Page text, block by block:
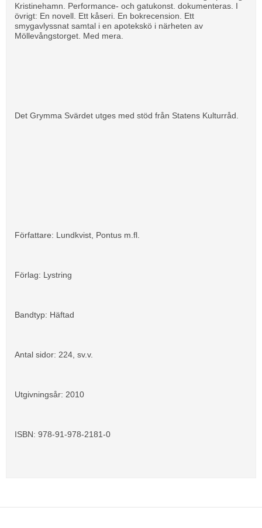
Kristinehamn. Performance- och gatukonst. dokumenteras. I
övrigt: En novell. Ett kåseri. En bokrecension. Ett
smygavlyssnat samtal i en apotekskö i närheten av
Möllevångstorget. Med mera.
Det Grymma Svärdet utges med stöd från Statens Kulturråd.
Författare: Lundkvist, Pontus m.fl.
Förlag: Lystring
Bandtyp: Häftad
Antal sidor: 224, sv.v.
Utgivningsår: 2010
ISBN: 978-91-978-2181-0